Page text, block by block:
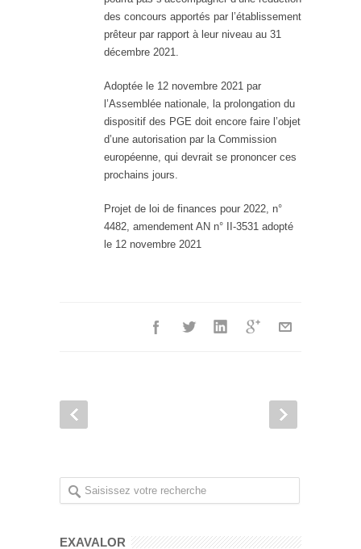
des concours apportés par l’établissement
prêteur par rapport à leur niveau au 31
décembre 2021.
Adoptée le 12 novembre 2021 par
l’Assemblée nationale, la prolongation du
dispositif des PGE doit encore faire l’objet
d’une autorisation par la Commission
européenne, qui devrait se prononcer ces
prochains jours.
Projet de loi de finances pour 2022, n°
4482, amendement AN n° II-3531 adopté
le 12 novembre 2021
EXAVALOR